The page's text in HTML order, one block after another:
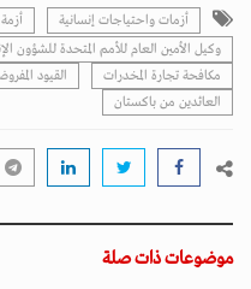
أزمات واحتياجات إنسانية
وكيل الأمين العام للأمم المتحدة للشؤون
مكافحة تجارة المخدرات
القيود
العائدين من باكستان
موضوعات ذات صلة